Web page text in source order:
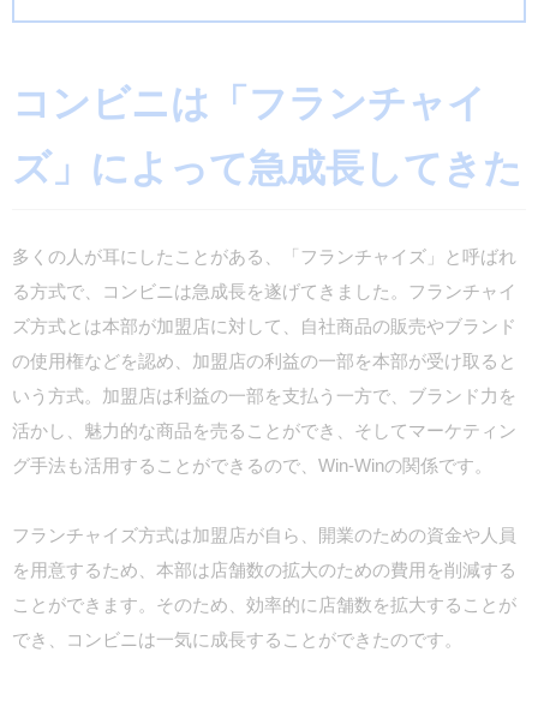
コンビニは「フランチャイ
ズ」によって急成長してきた
多くの人が耳にしたことがある、「フランチャイズ」と呼ばれ
る方式で、コンビニは急成長を遂げてきました。フランチャイ
ズ方式とは本部が加盟店に対して、自社商品の販売やブランド
の使用権などを認め、加盟店の利益の一部を本部が受け取ると
いう方式。加盟店は利益の一部を支払う一方で、ブランド力を
活かし、魅力的な商品を売ることができ、そしてマーケティン
グ手法も活用することができるので、Win-Winの関係です。
フランチャイズ方式は加盟店が自ら、開業のための資金や人員
を用意するため、本部は店舗数の拡大のための費用を削減する
ことができます。そのため、効率的に店舗数を拡大することが
でき、コンビニは一気に成長することができたのです。